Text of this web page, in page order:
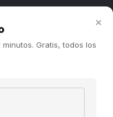
×
Gratis, todos los